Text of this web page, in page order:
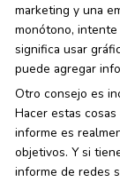
marketing y una
monótono,
significa usar
puede agregar
Otro consejo es
Hacer estas
informe es
objetivos. Y si
informe de redes